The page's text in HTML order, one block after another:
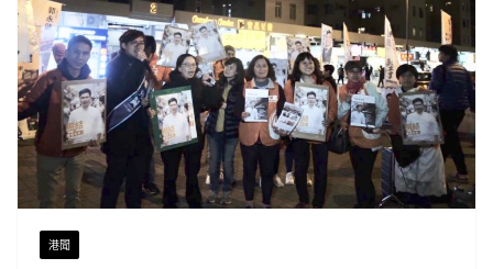
港聞